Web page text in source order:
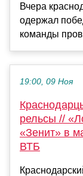
Вчера
одержал
команды
19:00, 09 Ноя
рельсы //
«Зенит» в
ВТБ